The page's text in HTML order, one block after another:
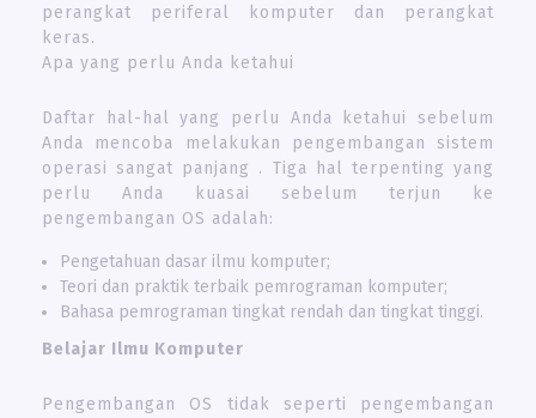
perangkat periferal komputer dan perangkat
keras.
Apa yang perlu Anda ketahui
Daftar hal-hal yang perlu Anda ketahui sebelum
Anda mencoba melakukan pengembangan sistem
operasi sangat panjang . Tiga hal terpenting yang
perlu Anda kuasai sebelum terjun ke
pengembangan OS adalah:
Pengetahuan dasar ilmu komputer;
Teori dan praktik terbaik pemrograman komputer;
Bahasa pemrograman tingkat rendah dan tingkat tinggi.
Belajar Ilmu Komputer
Pengembangan OS tidak seperti pengembangan